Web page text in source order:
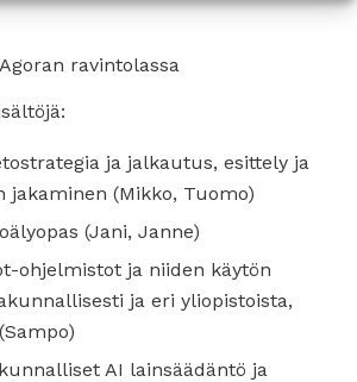
ravintolassa
ja jalkautus, esittely ja
jakaminen (Mikko, Tuomo)
(Jani, Janne)
ohjelmistot ja niiden käytön
ja eri yliopistoista,
AI lainsäädäntö ja